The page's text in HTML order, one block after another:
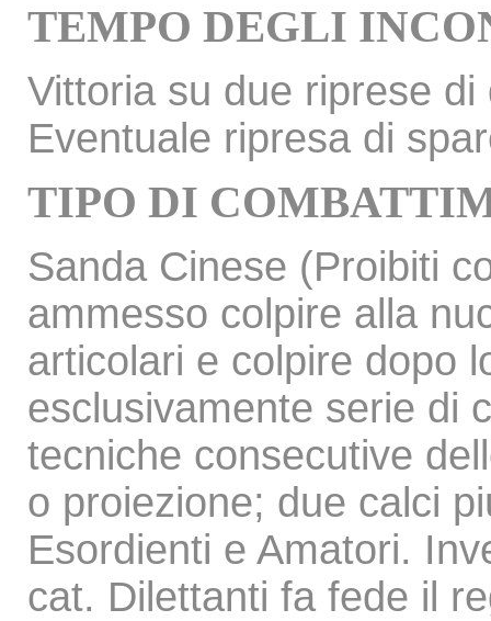
TEMPO DEGLI
Vittoria su due riprese
Eventuale ripresa di
TIPO DI
Sanda Cinese (Proibiti
ammesso colpire alla
articolari e colpire dopo
esclusivamente serie di
tecniche consecutive
o proiezione; due calci
Esordienti e Amatori.
cat. Dilettanti fa fede il